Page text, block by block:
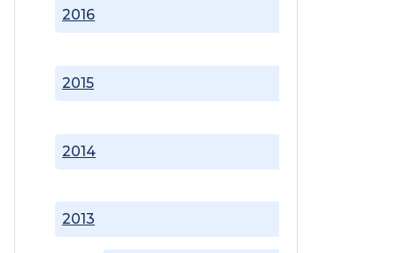
2013
2014
2015
2016